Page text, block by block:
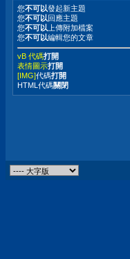
您不可以發起新主題
您不可以 回應主題
您不可以 上傳附加檔案
您不可以編輯您的文章
vB 代碼打開
表情圖示打開
[IMG]代碼打開
HTML代碼關閉